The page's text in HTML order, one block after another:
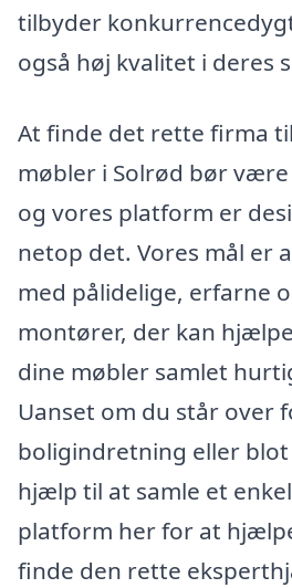
tilbyder
også høj kvalitet i deres
At finde det rette firma
møbler i Solrød bør være
og vores platform er
netop det. Vores mål er
med pålidelige, erfarne
montører, der kan
dine møbler samlet
Uanset om du står over
boligindretning eller
hjælp til at samle et
platform her for at
finde den rette